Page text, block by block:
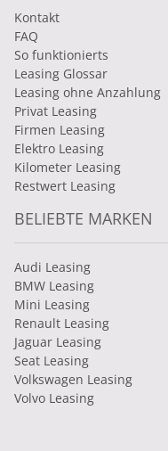
Kontakt
FAQ
So funktionierts
Leasing Glossar
Leasing ohne Anzahlung
Privat Leasing
Firmen Leasing
Elektro Leasing
Kilometer Leasing
Restwert Leasing
BELIEBTE MARKEN
Audi Leasing
BMW Leasing
Mini Leasing
Renault Leasing
Jaguar Leasing
Seat Leasing
Volkswagen Leasing
Volvo Leasing